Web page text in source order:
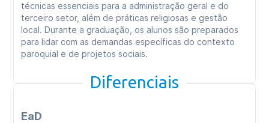
técnicas essenciais para a administração geral e do
terceiro setor, além de práticas religiosas e gestão
local. Durante a graduação, os alunos são preparados
para lidar com as demandas específicas do contexto
paroquial e de projetos sociais.
Diferenciais
EaD